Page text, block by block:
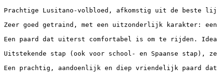
Prachtige Lusitano-volbloed, afkomstig uit de beste
Zeer goed getraind, met een uitzonderlijk karakter:
Een paard dat uiterst comfortabel is om te rijden.
Uitstekende stap (ook voor school- en Spaanse
Een prachtig, aandoenlijk en diep vriendelijk paard